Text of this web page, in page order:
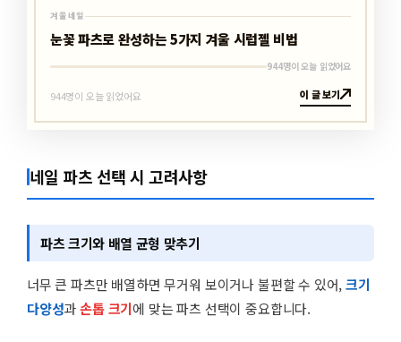
겨울네일
눈꽃 파츠로 완성하는 5가지 겨울 시럽젤 비법
944명이 오늘 읽었어요
944명이 오늘 읽었어요 이 글 보기
네일 파츠 선택 시 고려사항
파츠 크기와 배열 균형 맞추기
너무 큰 파츠만 배열하면 무거워 보이거나 불편할 수 있어,크기
다양성과손톱 크기에 맞는 파츠 선택이 중요합니다.